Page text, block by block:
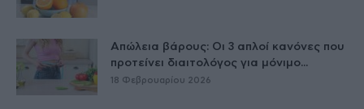
Απώλεια βάρους: Οι 3 απλοί κανόνες που
προτείνει διαιτολόγος για μόνιμο...
18 Φεβρουαρίου 2026